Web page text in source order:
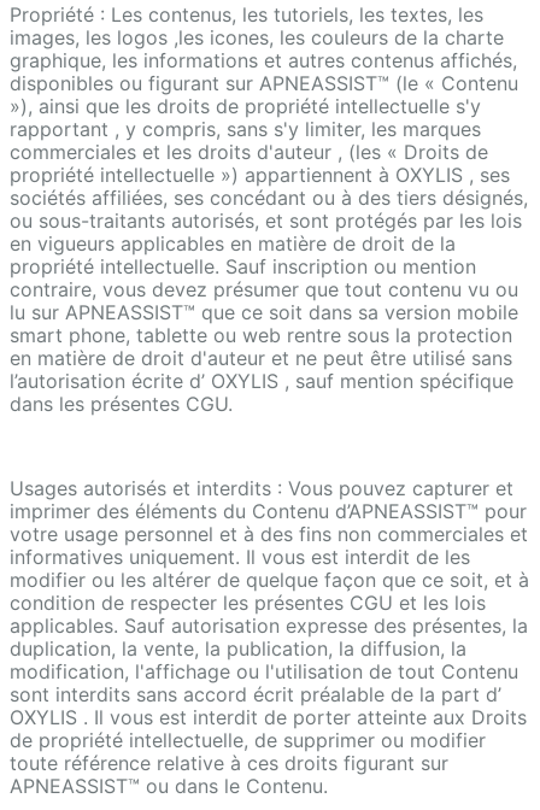
Propriété : Les contenus, les tutoriels, les textes, les
images, les logos ,les icones, les couleurs de la charte
graphique, les informations et autres contenus affichés,
disponibles ou figurant sur APNEASSIST™ (le « Contenu
»), ainsi que les droits de propriété intellectuelle s'y
rapportant , y compris, sans s'y limiter, les marques
commerciales et les droits d'auteur , (les « Droits de
propriété intellectuelle ») appartiennent à OXYLIS , ses
sociétés affiliées, ses concédant ou à des tiers désignés,
ou sous-traitants autorisés, et sont protégés par les lois
en vigueurs applicables en matière de droit de la
propriété intellectuelle. Sauf inscription ou mention
contraire, vous devez présumer que tout contenu vu ou
lu sur APNEASSIST™ que ce soit dans sa version mobile
smart phone, tablette ou web rentre sous la protection
en matière de droit d'auteur et ne peut être utilisé sans
l’autorisation écrite d’ OXYLIS , sauf mention spécifique
dans les présentes CGU.
Usages autorisés et interdits : Vous pouvez capturer et
imprimer des éléments du Contenu d’APNEASSIST™ pour
votre usage personnel et à des fins non commerciales et
informatives uniquement. Il vous est interdit de les
modifier ou les altérer de quelque façon que ce soit, et à
condition de respecter les présentes CGU et les lois
applicables. Sauf autorisation expresse des présentes, la
duplication, la vente, la publication, la diffusion, la
modification, l'affichage ou l'utilisation de tout Contenu
sont interdits sans accord écrit préalable de la part d’
OXYLIS . Il vous est interdit de porter atteinte aux Droits
de propriété intellectuelle, de supprimer ou modifier
toute référence relative à ces droits figurant sur
APNEASSIST™ ou dans le Contenu.